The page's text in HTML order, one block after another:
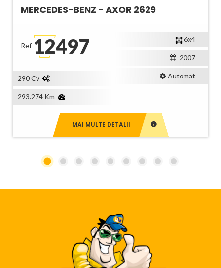
MERCEDES-BENZ - AXOR 2629
Ref 12497
290 Cv
293.274 Km
6x4
2007
Automat
MAI MULTE DETALII